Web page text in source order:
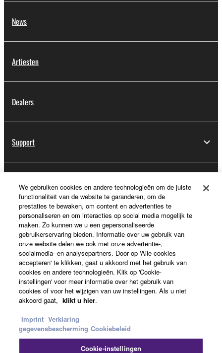
News
Artiesten
Dealers
Support
Registratie voor Yamaha Music ID
Over Yamaha
Nederland / België / Luxemburg - Dutch
Business
We gebruiken cookies en andere technologieën om de juiste
functionaliteit van de website te garanderen, om de
prestaties te bewaken, om content en advertenties te
personaliseren en om interacties op social media mogelijk te
maken. Zo kunnen we u een gepersonaliseerde
gebruikerservaring bieden. Informatie over uw gebruik van
onze website delen we ook met onze advertentie-,
socialmedia- en analysepartners. Door op 'Alle cookies
accepteren' te klikken, gaat u akkoord met het gebruik van
cookies en andere technologieën. Klik op 'Cookie-
instellingen' voor meer informatie over het gebruik van
cookies of voor het wijzigen van uw instellingen. Als u niet
akkoord gaat, klikt u hier.
Imprint Verklaring
gegevensbescherming Cookiebeleid
Cookie-instellingen